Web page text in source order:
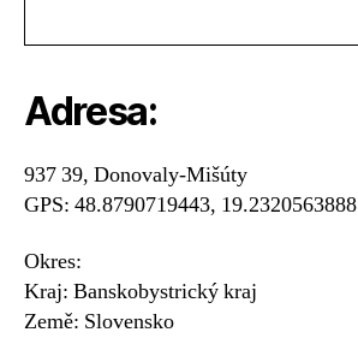
Adresa:
937 39, Donovaly-Mišúty
GPS: 48.8790719443, 19.2320563888
Okres:
Kraj: Banskobystrický kraj
Země: Slovensko